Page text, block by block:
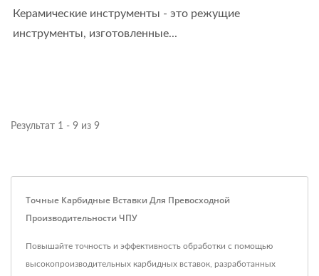
Керамические инструменты - это режущие
инструменты, изготовленные...
Результат 1 - 9 из 9
Точные Карбидные Вставки Для Превосходной
Производительности ЧПУ
Повышайте точность и эффективность обработки с помощью
высокопроизводительных карбидных вставок, разработанных